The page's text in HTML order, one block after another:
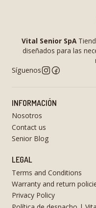
Vital Senior SpA
diseñados para las
Síguenos
INFORMACIÓN
Nosotros
Contact us
Senior Blog
LEGAL
Terms and Conditions
Warranty and return
Privacy Policy